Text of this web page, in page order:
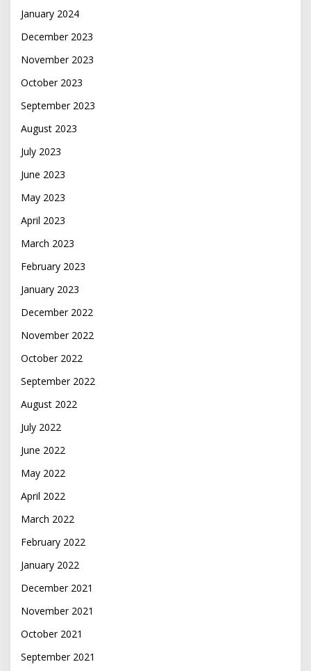
January 2024
December 2023
November 2023
October 2023
September 2023
August 2023
July 2023
June 2023
May 2023
April 2023
March 2023
February 2023
January 2023
December 2022
November 2022
October 2022
September 2022
August 2022
July 2022
June 2022
May 2022
April 2022
March 2022
February 2022
January 2022
December 2021
November 2021
October 2021
September 2021